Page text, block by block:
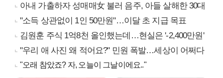
아내 가출하자 성매매女 불러 음주, 아들 살해한 30대
"소득 상관없이 1인 50만원"…이달 초 지급 목표
김원훈 주식 1억8천 올인했는데…현실은 '-2,400만원'
"우리 애 사진 왜 적어요?" 민원 폭발…세상이 어쩌다
"오래 참았죠? 자, 오늘이 그날이에요.."